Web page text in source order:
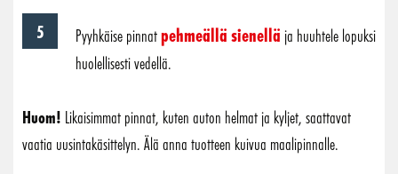
Pyyhkäise pinnatpehmeällä sienellä ja huuhtele lopuksi
huolellisesti vedellä.
Huom! Likaisimmat pinnat, kuten auton helmat ja kyljet, saattavat
vaatia uusintakäsittelyn. Älä anna tuotteen kuivua maalipinnalle.